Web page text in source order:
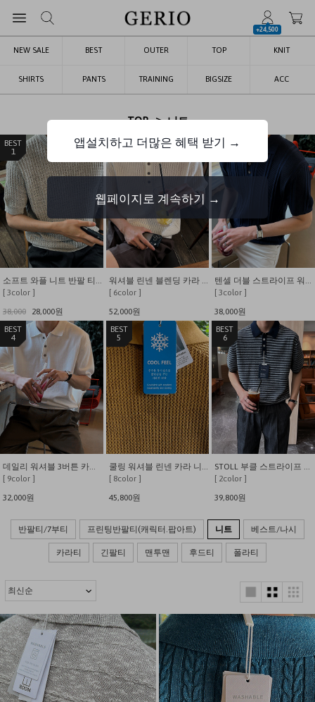
+24,500
NEW SALE BEST OUTER TOP KNIT
SHIRTS PANTS TRAINING BIGSIZE ACC
TOP > 니트
1
소프트 와플 니트 반팔 티셔츠
[ 3color ]
38,000
28,000원
2
워셔블 린넨 블렌딩 카라 니트
[ 6color ]
52,000원
3
텐셀 더블 스트라이프 워셔블 카라 반팔 니트
[ 3color ]
38,000원
4
데일리 워셔블 3버튼 카라 반팔 니트
[ 9color ]
32,000원
5
쿨링 워셔블 린넨 카라 니트
[ 8color ]
45,800원
6
STOLL 부클 스트라이프 카라 니트
[ 2color ]
39,800원
반팔티/7부티 프린팅반팔티(캐릭터.팝아트) 니트 베스트/나시
카라티 긴팔티 맨투맨 후드티 폴라티
앱설치하고 더많은 혜택 받기 →
웹페이지로 계속하기 →